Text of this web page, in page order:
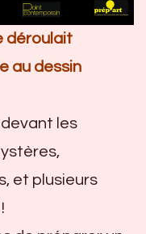
déroulait
au dessin
les
et plusieurs